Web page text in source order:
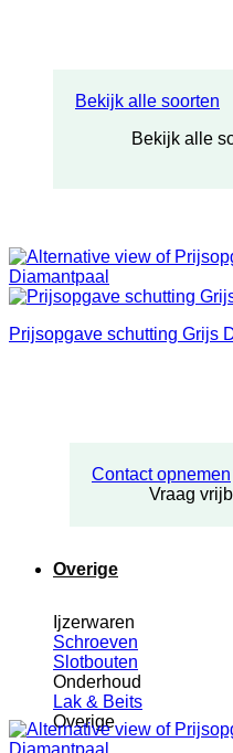
Bekijk alle soorten
Bekijk alle
Contact opnemen
Vraag
Overige
Ijzerwaren
Schroeven
Slotbouten
Onderhoud
Lak & Beits
Overige
Prijsopgave schutting Grijs